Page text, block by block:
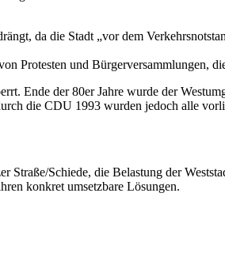
da die Stadt „vor dem
Protesten und Bürgerversammlungen,
Ende der 80er Jahre wurde der
die CDU 1993 wurden jedoch alle
Schiede, die Belastung der
konkret umsetzbare Lösungen.